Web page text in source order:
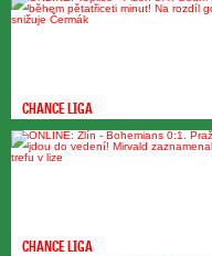
CHANCE LIGA
CHANCE LIGA